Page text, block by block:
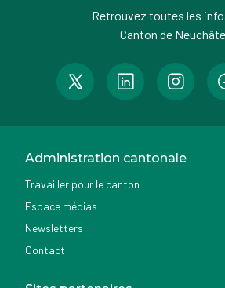
Retrouvez toutes les
Canton de
Administration cantonale
Travailler pour le canton
Espace médias
Newsletters
Contact